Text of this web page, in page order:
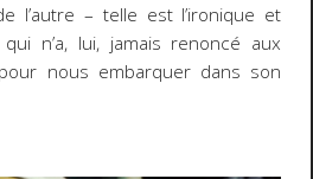
l’autre – telle est l’ironique et
n’a, lui, jamais renoncé aux
nous embarquer dans son